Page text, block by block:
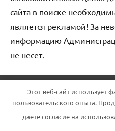
сайта в поиске
является рекламой! За
информацию
не несет.
Этот веб-сайт использует
пользовательского опыта.
даете согласие на